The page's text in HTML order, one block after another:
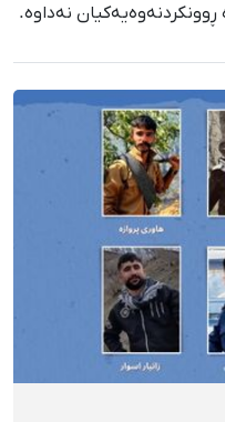
ڕوونکردنەوەیەکیان نەداوە.